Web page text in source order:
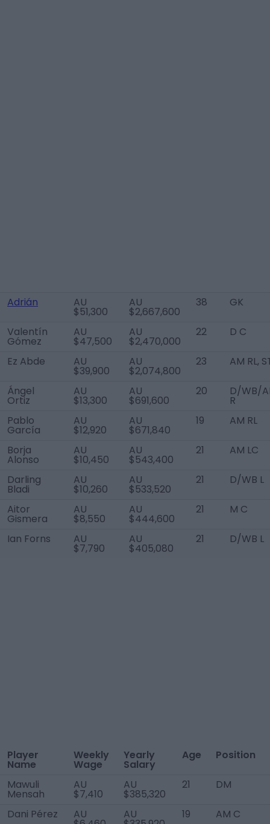
Adrián AU
$51,300
AU
$2,667,600
38 GK
Valentín
Gómez
AU
$47,500
AU
$2,470,000
22 D C
Ez Abde AU
$39,900
AU
$2,074,800
23 AM RL,
Ángel
Ortiz
AU
$13,300
AU
$691,600
20 D/WB/
R
Pablo
García
AU
$12,920
AU
$671,840
19 AM RL
Borja
Alonso
AU
$10,450
AU
$543,400
21 AM LC
Darling
Bladi
AU
$10,260
AU
$533,520
21 D/WB L
Aitor
Gismera
AU
$8,550
AU
$444,600
21 M C
Ian Forns AU
$7,790
AU
$405,080
21 D/WB L
Player
Name
Weekly
Wage
Yearly
Salary
Age Position
Mawuli
Mensah
AU
$7,410
AU
$385,320
21 DM
Dani Pérez AU AU 19 AM C